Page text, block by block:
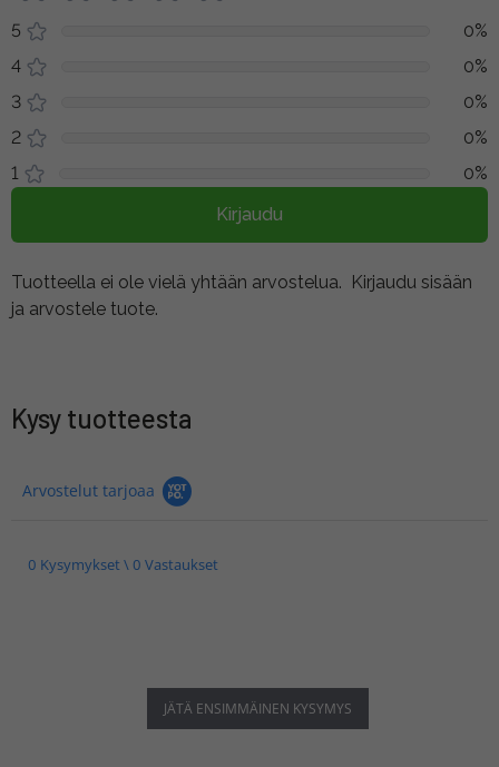
5
0%
4
0%
3
0%
2
0%
1
0%
Kirjaudu
Tuotteella ei ole vielä yhtään arvostelua. Kirjaudu sisään
ja arvostele tuote.
Kysy tuotteesta
Arvostelut tarjoaa
0 Kysymykset \ 0 Vastaukset
JÄTÄ ENSIMMÄINEN KYSYMYS